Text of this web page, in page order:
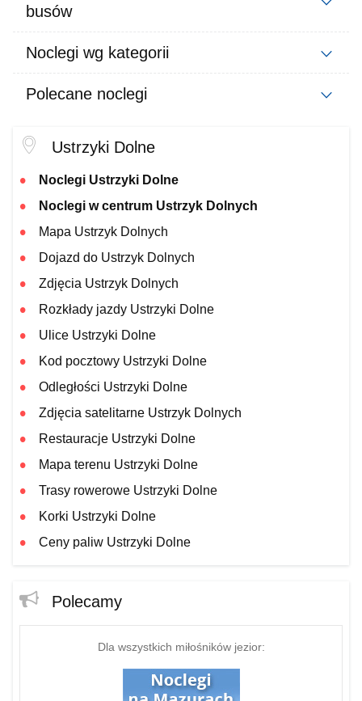
busów
Noclegi wg kategorii
Polecane noclegi
Ustrzyki Dolne
Noclegi Ustrzyki Dolne
Noclegi w centrum Ustrzyk Dolnych
Mapa Ustrzyk Dolnych
Dojazd do Ustrzyk Dolnych
Zdjęcia Ustrzyk Dolnych
Rozkłady jazdy Ustrzyki Dolne
Ulice Ustrzyki Dolne
Kod pocztowy Ustrzyki Dolne
Odległości Ustrzyki Dolne
Zdjęcia satelitarne Ustrzyk Dolnych
Restauracje Ustrzyki Dolne
Mapa terenu Ustrzyki Dolne
Trasy rowerowe Ustrzyki Dolne
Korki Ustrzyki Dolne
Ceny paliw Ustrzyki Dolne
Polecamy
Dla wszystkich miłośników jezior: